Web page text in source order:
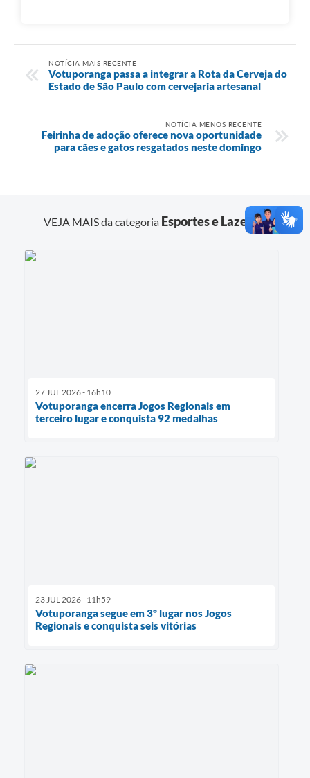
NOTÍCIA MAIS RECENTE
Votuporanga passa a integrar a Rota da Cerveja do
Estado de São Paulo com cervejaria artesanal
NOTÍCIA MENOS RECENTE
Feirinha de adoção oferece nova oportunidade
para cães e gatos resgatados neste domingo
VEJA MAIS da categoria Esportes e Lazer
27 JUL 2026 - 16h10
Votuporanga encerra Jogos Regionais em
terceiro lugar e conquista 92 medalhas
23 JUL 2026 - 11h59
Votuporanga segue em 3º lugar nos Jogos
Regionais e conquista seis vitórias